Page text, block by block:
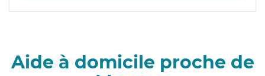
Aide à domicile proche de